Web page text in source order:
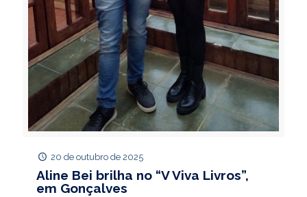
20 de outubro de 2025
Aline Bei brilha no “V Viva Livros”,
em Gonçalves